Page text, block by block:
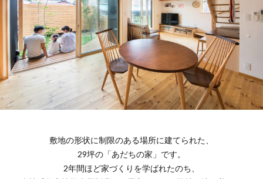
敷地の形状に制限のある場所に建てられた、
29坪の「あだちの家」です。
2年間ほど家づくりを学ばれたのち、